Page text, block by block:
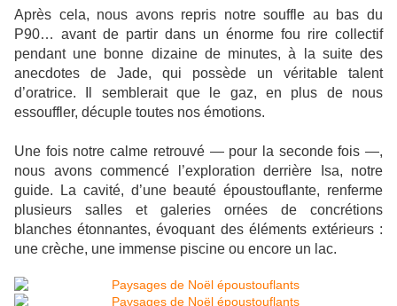
Après cela, nous avons repris notre souffle au bas du
P90… avant de partir dans un énorme fou rire collectif
pendant une bonne dizaine de minutes, à la suite des
anecdotes de Jade, qui possède un véritable talent
d’oratrice. Il semblerait que le gaz, en plus de nous
essouffler, décuple toutes nos émotions.
Une fois notre calme retrouvé — pour la seconde fois —,
nous avons commencé l’exploration derrière Isa, notre
guide. La cavité, d’une beauté époustouflante, renferme
plusieurs salles et galeries ornées de concrétions
blanches étonnantes, évoquant des éléments extérieurs :
une crèche, une immense piscine ou encore un lac.